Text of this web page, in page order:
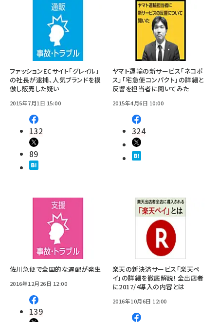
ファッションECサイト「グレイル」
の社長が逮捕、人気ブランドを模
倣し販売した疑い
2015年7月1日 15:00
132
89
ヤマト運輸の新サービス「ネコポ
ス」「宅急便コンパクト」の詳細と
反響を担当者に聞いてみた
2015年4月6日 10:00
324
佐川急便で全国的な遅配が発生
2016年12月26日 12:00
139
楽天の新決済サービス「楽天ペ
イ」の詳細を徹底解説! 全出店者
に2017/4導入の内容とは
2016年10月6日 12:00